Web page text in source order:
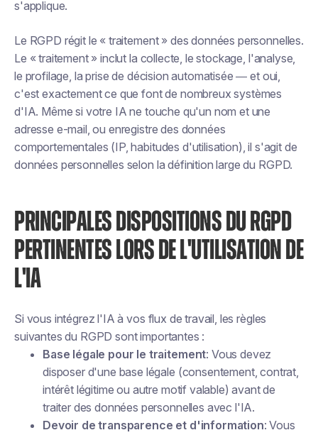
s'applique.
Le RGPD régit le « traitement » des données personnelles.
Le « traitement » inclut la collecte, le stockage, l'analyse,
le profilage, la prise de décision automatisée — et oui,
c'est exactement ce que font de nombreux systèmes
d'IA. Même si votre IA ne touche qu'un nom et une
adresse e-mail, ou enregistre des données
comportementales (IP, habitudes d'utilisation), il s'agit de
données personnelles selon la définition large du RGPD.
PRINCIPALES DISPOSITIONS DU RGPD
PERTINENTES LORS DE L'UTILISATION DE
L'IA
Si vous intégrez l'IA à vos flux de travail, les règles
suivantes du RGPD sont importantes :
Base légale pour le traitement: Vous devez
disposer d'une base légale (consentement, contrat,
intérêt légitime ou autre motif valable) avant de
traiter des données personnelles avec l'IA.
Devoir de transparence et d'information: Vous